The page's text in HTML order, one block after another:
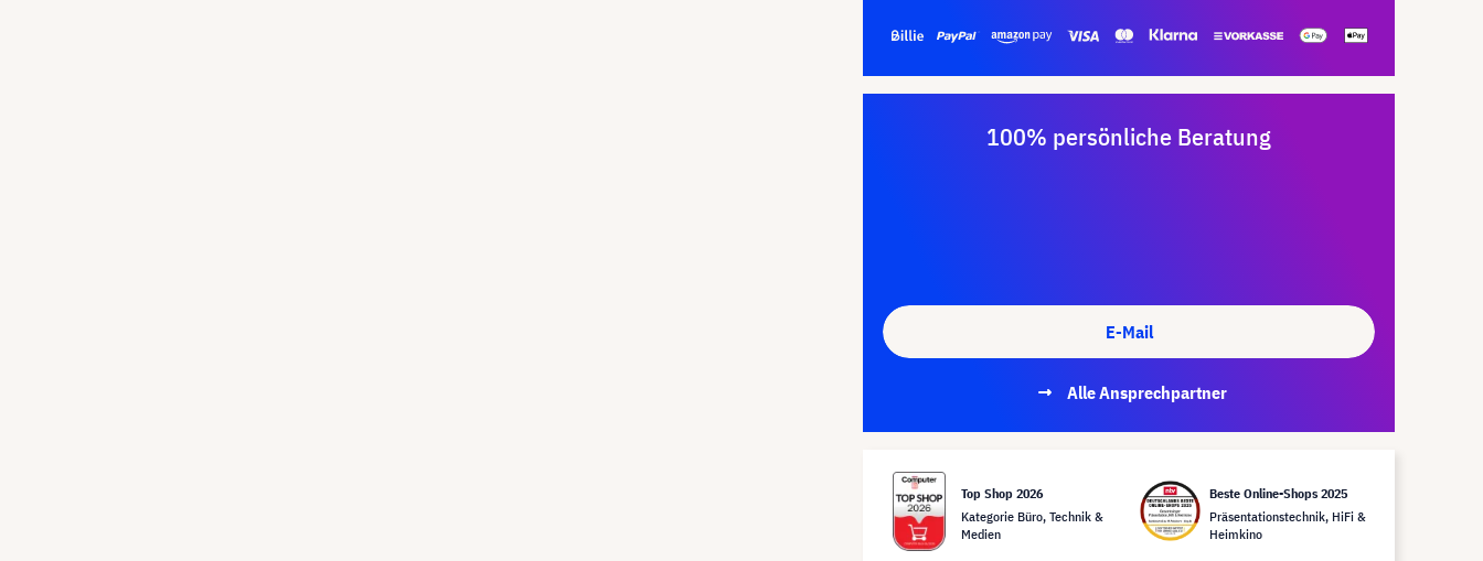
100% persönliche Beratung
E-Mail
Alle Ansprechpartner
Top Shop 2026
Kategorie Büro, Technik &
Medien
Beste Online-Shops 2025
Präsentationstechnik, HiFi &
Heimkino